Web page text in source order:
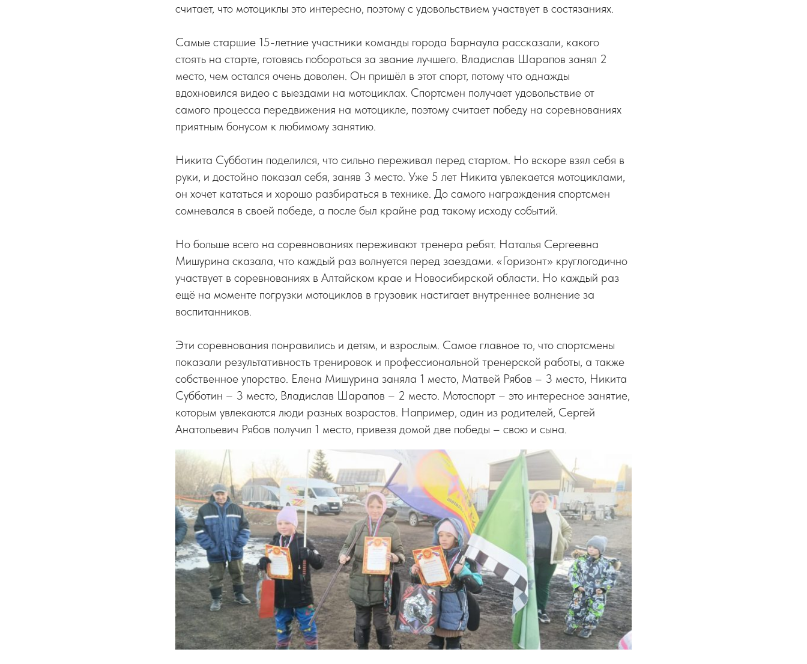
считает, что мотоциклы это интересно, поэтому с удовольствием участвует в состязаниях.
Самые старшие 15-летние участники команды города Барнаула рассказали, какого
стоять на старте, готовясь побороться за звание лучшего. Владислав Шарапов занял 2
место, чем остался очень доволен. Он пришёл в этот спорт, потому что однажды
вдохновился видео с выездами на мотоциклах. Спортсмен получает удовольствие от
самого процесса передвижения на мотоцикле, поэтому считает победу на соревнованиях
приятным бонусом к любимому занятию.
Никита Субботин поделился, что сильно переживал перед стартом. Но вскоре взял себя в
руки, и достойно показал себя, заняв 3 место. Уже 5 лет Никита увлекается мотоциклами,
он хочет кататься и хорошо разбираться в технике. До самого награждения спортсмен
сомневался в своей победе, а после был крайне рад такому исходу событий.
Но больше всего на соревнованиях переживают тренера ребят. Наталья Сергеевна
Мишурина сказала, что каждый раз волнуется перед заездами. «Горизонт» круглогодично
участвует в соревнованиях в Алтайском крае и Новосибирской области. Но каждый раз
ещё на моменте погрузки мотоциклов в грузовик настигает внутреннее волнение за
воспитанников.
Эти соревнования понравились и детям, и взрослым. Самое главное то, что спортсмены
показали результативность тренировок и профессиональной тренерской работы, а также
собственное упорство. Елена Мишурина заняла 1 место, Матвей Рябов – 3 место, Никита
Субботин – 3 место, Владислав Шарапов – 2 место. Мотоспорт – это интересное занятие,
которым увлекаются люди разных возрастов. Например, один из родителей, Сергей
Анатольевич Рябов получил 1 место, привезя домой две победы – свою и сына.